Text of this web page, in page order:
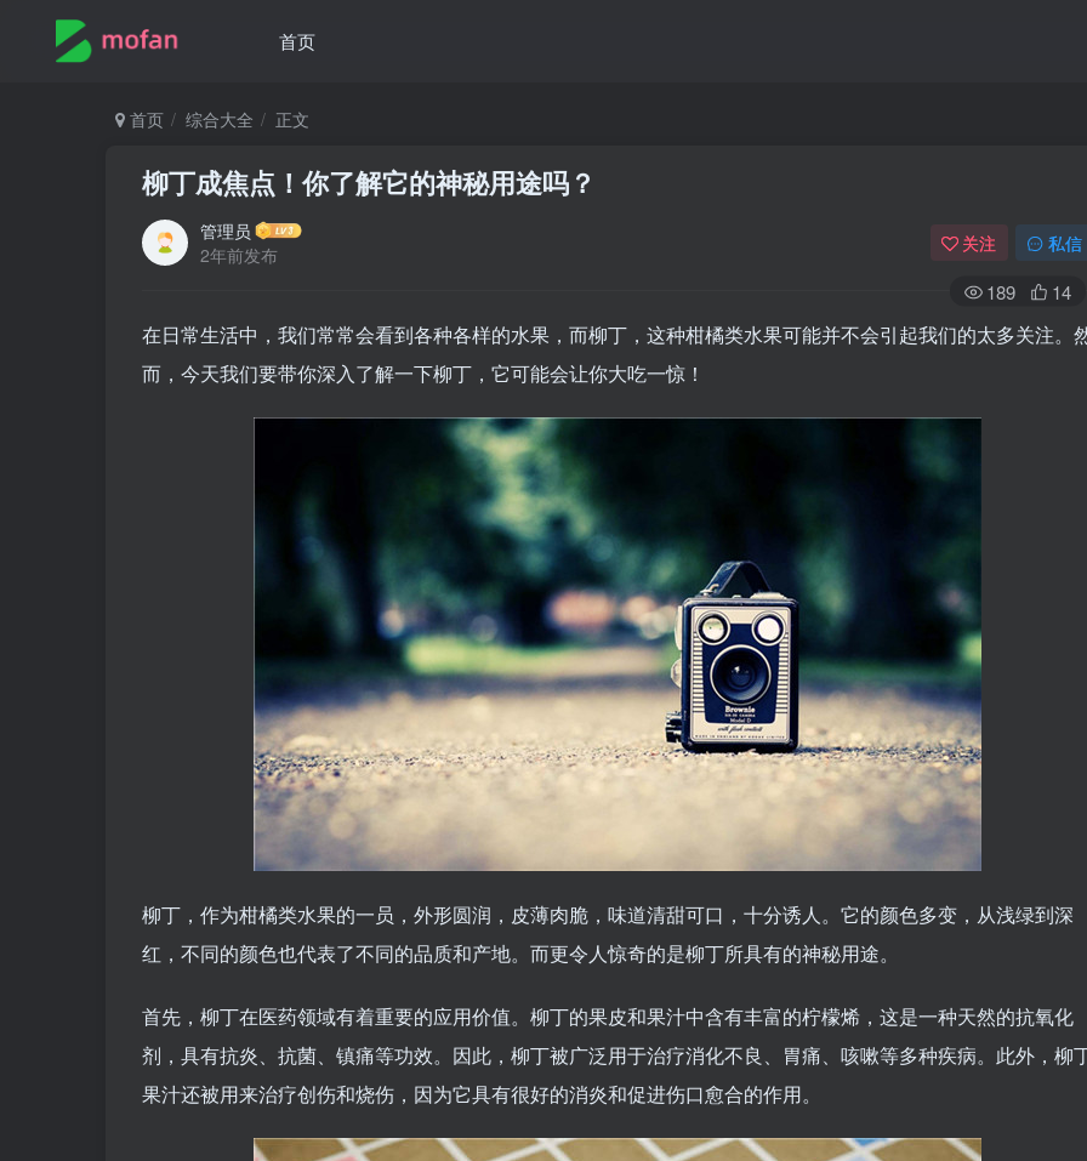
首页
首页 综合大全 正文
柳丁成焦点！你了解它的神秘用途吗？
管理员
2年前发布
关注 私信
189 14
在日常生活中，我们常常会看到各种各样的水果，而柳丁，这种柑橘类水果可能并不会引起我们的太多关注。
而，今天我们要带你深入了解一下柳丁，它可能会让你大吃一惊！
柳丁，作为柑橘类水果的一员，外形圆润，皮薄肉脆，味道清甜可口，十分诱人。它的颜色多变，从浅绿到深
红，不同的颜色也代表了不同的品质和产地。而更令人惊奇的是柳丁所具有的神秘用途。
首先，柳丁在医药领域有着重要的应用价值。柳丁的果皮和果汁中含有丰富的柠檬烯，这是一种天然的抗氧化
剂，具有抗炎、抗菌、镇痛等功效。因此，柳丁被广泛用于治疗消化不良、胃痛、咳嗽等多种疾病。此外，柳
果汁还被用来治疗创伤和烧伤，因为它具有很好的消炎和促进伤口愈合的作用。